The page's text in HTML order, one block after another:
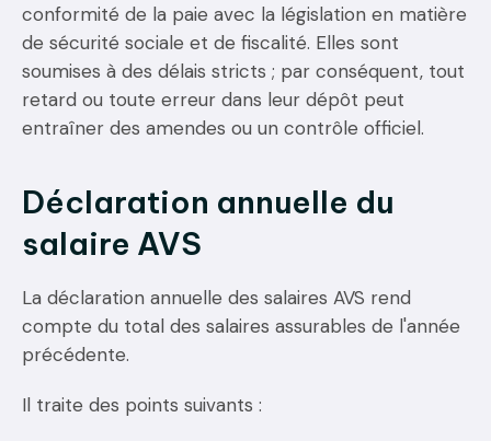
conformité de la paie avec la législation en matière
de sécurité sociale et de fiscalité. Elles sont
soumises à des délais stricts ; par conséquent, tout
retard ou toute erreur dans leur dépôt peut
entraîner des amendes ou un contrôle officiel.
Déclaration annuelle du
salaire AVS
La déclaration annuelle des salaires AVS rend
compte du total des salaires assurables de l'année
précédente.
Il traite des points suivants :